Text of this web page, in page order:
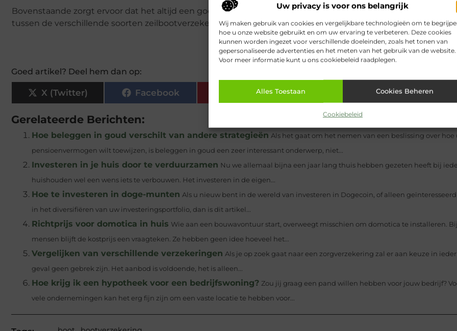
Uw privacy is voor ons belangrijk
Wij maken gebruik van cookies en vergelijkbare technologieën om te
hoe u onze website gebruikt en om uw ervaring te verbeteren. Deze cookies
kunnen worden ingezet voor verschillende doeleinden, zoals het tonen van
gepersonaliseerde advertenties en het meten van het gebruik van de website.
Voor meer informatie kunt u ons cookiebeleid raadplegen.
Alles Toestaan Cookies Beheren
Cookiebeleid
Bovenstaande zorgt ervoor dat het altijd een goed idee is om een gedetailleerde vergelijking uit te voeren
tussen de verschillende soorten zeilbootverzekeringen die er op de markt bestaan.
Goed artikel? Deel hem dan op:
X (Twitter) Facebook Pinterest Email
Gerelateerde Berichten:
Hoe beleggen in goud verschilt van andere strategieën Als het gaat om het nemen van een beslissing over hoe
pensioenvermogen wilt toewijzen, is beleggen in goud een zeer interessant onderwerp, niet...
Investeren in je huis door te verduurzamen Nu we allemaal bijna een jaar lang thuis hebben gezeten heeft bij
huishouden wel een wens iets te verbouwen. Het investeren in de eigen...
Hoe te investeren in doge-munten Als u nieuw bent in de wereld van investeren in Dogecoin, of alleen
in het diversifiëren van uw investeringsportfolio, dan is dit artikel...
Richtprijs voor domotica in huis Wie aan een bouwavontuur start, overweegt misschien om domotica te installeren. Bij
mensen blijft de kostprijs een vraagteken. Ze hebben geen idee hoeveel het...
Vergelijken van verschillende verzekeringen Als je op zoek gaat naar een zorgverzekering zal er aan keuze in ieder
geval geen gebrek zijn. Het aanbod is voldoende, het is alleen...
Hoe krijg ik een hypotheek voor een bedrijfswoning? Zou jij graag een pand willen hebben voor jouw bedrijf?
vele ondernemingen kan het erg fijn zijn om een vaste locatie te hebben voor...